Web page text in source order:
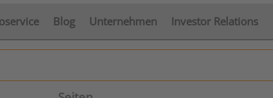
Blog Unternehmen Investor Relations